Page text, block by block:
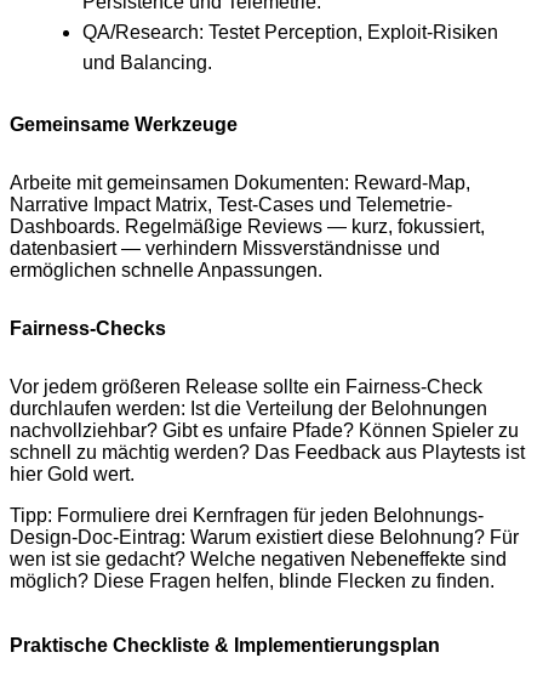
QA/Research: Testet Perception, Exploit-Risiken
und Balancing.
Gemeinsame Werkzeuge
Arbeite mit gemeinsamen Dokumenten: Reward-Map,
Narrative Impact Matrix, Test-Cases und Telemetrie-
Dashboards. Regelmäßige Reviews — kurz, fokussiert,
datenbasiert — verhindern Missverständnisse und
ermöglichen schnelle Anpassungen.
Fairness-Checks
Vor jedem größeren Release sollte ein Fairness-Check
durchlaufen werden: Ist die Verteilung der Belohnungen
nachvollziehbar? Gibt es unfaire Pfade? Können Spieler zu
schnell zu mächtig werden? Das Feedback aus Playtests ist
hier Gold wert.
Tipp: Formuliere drei Kernfragen für jeden Belohnungs-
Design-Doc-Eintrag: Warum existiert diese Belohnung? Für
wen ist sie gedacht? Welche negativen Nebeneffekte sind
möglich? Diese Fragen helfen, blinde Flecken zu finden.
Praktische Checkliste & Implementierungsplan